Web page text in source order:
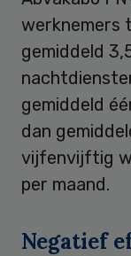
werknemers
gemiddeld
gemiddeld
dan
vijfenvijftig
per maand.
Negatief